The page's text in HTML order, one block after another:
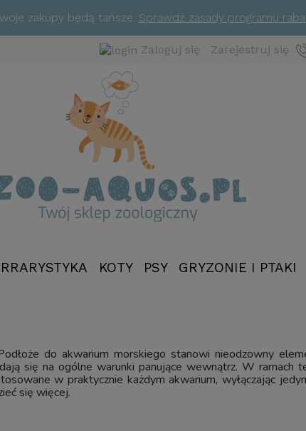
zakupy będą tańsze. Sprawdź zasady programu
Zaloguj się Zarejestruj się
KOTY PSY GRYZONIE I PTAKI
do akwarium morskiego stanowi nieodzowny
się na ogólne warunki panujące wewnątrz. W ramach
w praktycznie każdym akwarium, wyłączając
się więcej.